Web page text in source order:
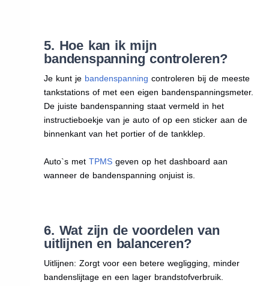
5. Hoe kan ik mijn
bandenspanning controleren?
Je kunt je bandenspanning controleren bij de meeste
tankstations of met een eigen bandenspanningsmeter.
De juiste bandenspanning staat vermeld in het
instructieboekje van je auto of op een sticker aan de
binnenkant van het portier of de tankklep.
Auto`s metTPMS geven op het dashboard aan
wanneer de bandenspanning onjuist is.
6. Wat zijn de voordelen van
uitlijnen en balanceren?
Uitlijnen: Zorgt voor een betere wegligging, minder
bandenslijtage en een lager brandstofverbruik.